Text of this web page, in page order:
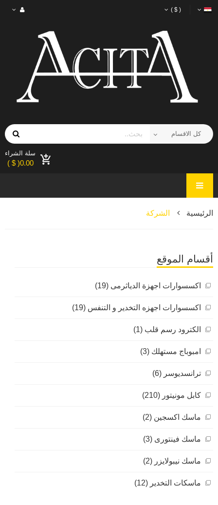
( $ )
سلة الشراء
0.00( $ )
الرئيسية الشركة
أقسام الموقع
اكسسوارات اجهزة الدياثرمى (19)
اكسسوارات اجهزه التخدير و التنفس (19)
الكترود رسم قلب (1)
امبوباج مستهلك (3)
ترانسديوسر (6)
كابل مونيتور (210)
ماسك اكسجين (2)
ماسك فينتورى (3)
ماسك نيبولايزر (2)
ماسكات التخدير (12)